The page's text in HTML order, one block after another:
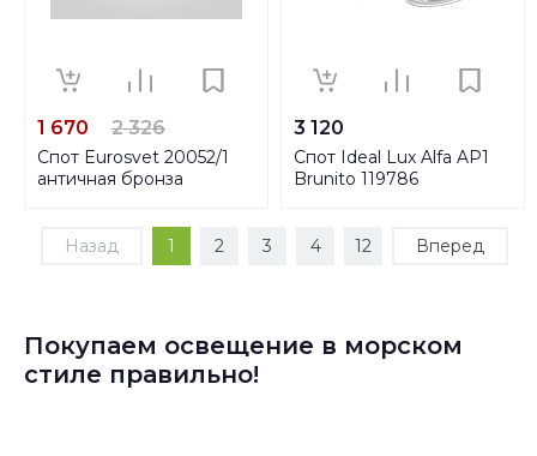
1 670 2 326
Спот Eurosvet 20052/1
античная бронза
3 120
Спот Ideal Lux Alfa AP1
Brunito 119786
Назад 1 2 3 4 12 Вперед
Покупаем освещение в морском
стиле правильно!